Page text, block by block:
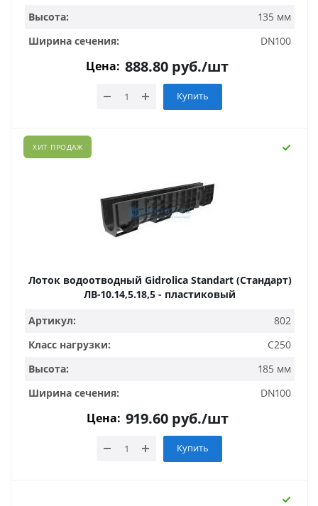
Высота:
135 мм
Ширина сечения:
DN100
Цена: 888.80 руб./шт
Купить
ХИТ ПРОДАЖ
Лоток водоотводный Gidrolica Standart (Стандарт)
ЛВ-10.14,5.18,5 - пластиковый
Артикул:
802
Класс нагрузки:
C250
Высота:
185 мм
Ширина сечения:
DN100
Цена: 919.60руб./шт
Купить